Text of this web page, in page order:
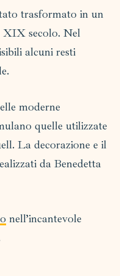
trasformato in un
XIX secolo. Nel
alcuni resti
moderne
quelle utilizzate
La decorazione e il
da Benedetta
nell’incantevole